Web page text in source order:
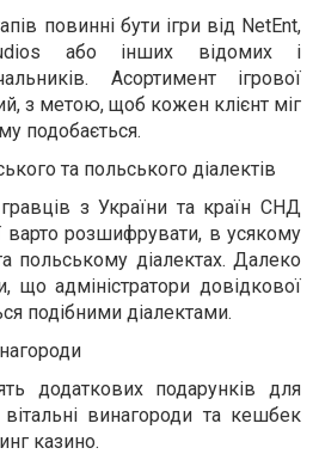
повинні бути ігри від NetEnt,
або інших відомих і
Асортимент ігрової
з метою, щоб кожен клієнт міг
подобається.
та польського діалектів
з України та країн СНД
варто розшифрувати, в усякому
польському діалектах. Далеко
що адміністратори довідкової
подібними діалектами.
додаткових подарунків для
винагороди та кешбек
казино.